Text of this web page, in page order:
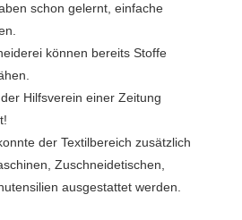
schon gelernt, einfache
können bereits Stoffe
Hilfsverein einer Zeitung
der Textilbereich zusätzlich
Zuschneidetischen,
ausgestattet werden.